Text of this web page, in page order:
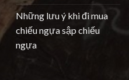
Những lưu ý khi đi mua
chiếu ngựa sập chiếu
ngựa